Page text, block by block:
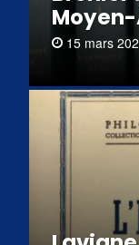
Moyen-
15 mars